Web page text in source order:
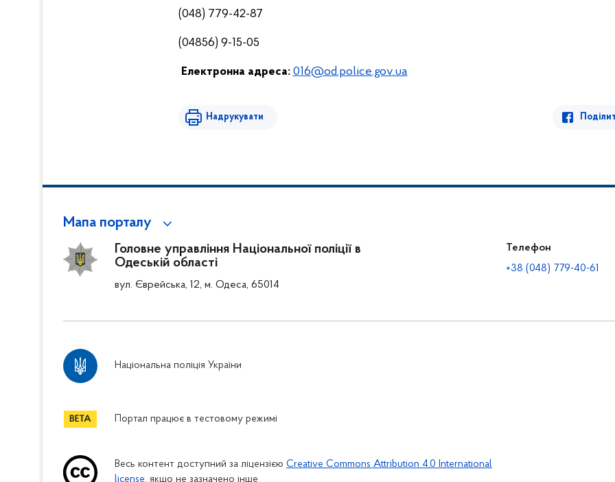
(048) 779-42-87
(04856) 9-15-05
Електронна адреса: 016@od.police.gov.ua
Надрукувати
Мапа порталу
Головне управління Національної поліції в
Одеській області
вул. Єврейська, 12, м. Одеса, 65014
Телефон
+38 (048) 779-40-61
Національна поліція України
Портал працює в тестовому режимі
Весь контент доступний за ліцензією Creative Commons Attribution 4.0 International
license, якщо не зазначено інше